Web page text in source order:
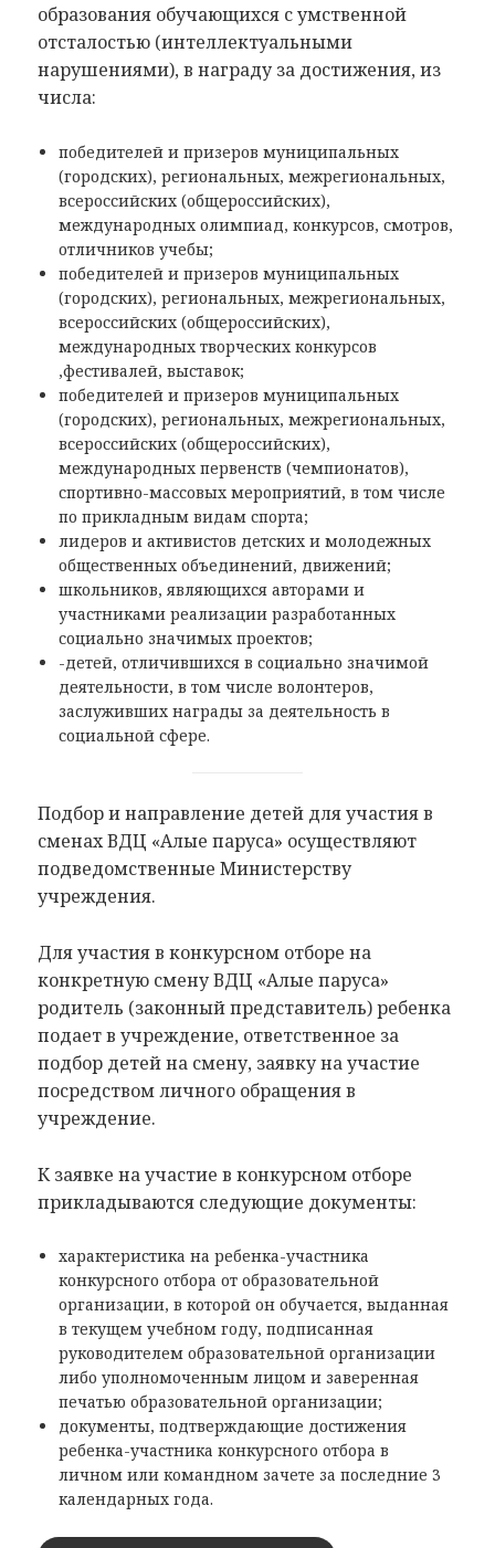
образования обучающихся с умственной
отсталостью (интеллектуальными
нарушениями), в награду за достижения, из
числа:
победителей и призеров муниципальных
(городских), региональных, межрегиональных,
всероссийских (общероссийских),
международных олимпиад, конкурсов, смотров,
отличников учебы;
победителей и призеров муниципальных
(городских), региональных, межрегиональных,
всероссийских (общероссийских),
международных творческих конкурсов
,фестивалей, выставок;
победителей и призеров муниципальных
(городских), региональных, межрегиональных,
всероссийских (общероссийских),
международных первенств (чемпионатов),
спортивно-массовых мероприятий, в том числе
по прикладным видам спорта;
лидеров и активистов детских и молодежных
общественных объединений, движений;
школьников, являющихся авторами и
участниками реализации разработанных
социально значимых проектов;
-детей, отличившихся в социально значимой
деятельности, в том числе волонтеров,
заслуживших награды за деятельность в
социальной сфере.
Подбор и направление детей для участия в
сменах ВДЦ «Алые паруса» осуществляют
подведомственные Министерству
учреждения.
Для участия в конкурсном отборе на
конкретную смену ВДЦ «Алые паруса»
родитель (законный представитель) ребенка
подает в учреждение, ответственное за
подбор детей на смену, заявку на участие
посредством личного обращения в
учреждение.
К заявке на участие в конкурсном отборе
прикладываются следующие документы:
характеристика на ребенка-участника
конкурсного отбора от образовательной
организации, в которой он обучается, выданная
в текущем учебном году, подписанная
руководителем образовательной организации
либо уполномоченным лицом и заверенная
печатью образовательной организации;
документы, подтверждающие достижения
ребенка-участника конкурсного отбора в
личном или командном зачете за последние 3
календарных года.